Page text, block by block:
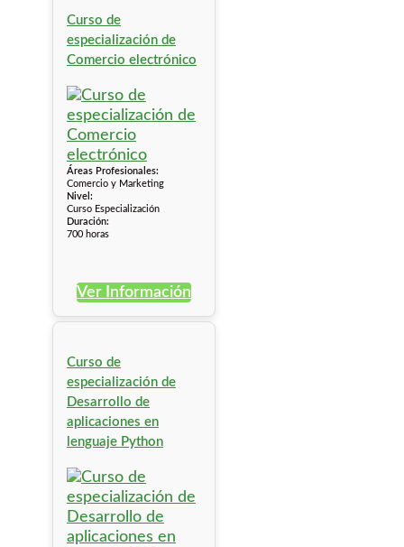
Curso de
especialización de
Comercio electrónico
Áreas Profesionales:
Comercio y Marketing
Nivel:
Curso Especialización
Duración:
700 horas
Ver Información
Curso de
especialización de
Desarrollo de
aplicaciones en
lenguaje Python